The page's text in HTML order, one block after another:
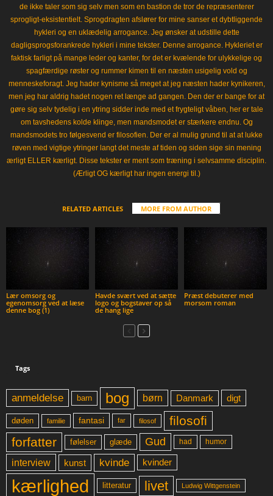
de ikke taler som sig selv men som en bastion de tror de repræsenterer
sprogligt-eksistentielt. Sprogdragten afslører for mine sanser et dybtliggende
hykleri og en uklædelig arrogance. Jeg ønsker at udstille dette
dagligsprogsforankrede hykleri i mine tekster. Denne arrogance. Hykleriet er
faktisk farligt på mange leder og kanter, for det er kvælende for ulykkelige og
spagfærdige røster og rummer kimen til en næsten usigelig vold og
menneskeforagt. Jeg hader kynisme så meget at jeg næsten hader kynikeren,
men jeg har aldrig hadet nogen ret længe ad gangen. Den der er bange for at
gøre sig selv tydelig i en ytring sidder inde med et frygteligt våben, her er tale
om tavshedens kolde klinge, men mandsmodet er stærkere endnu. Og
mandsmodets tro følgesvend er filosofien. Der er al mulig grund til at at lukke
røven med vigtige ytringer langt det meste af tiden og siden sige sin mening
ærligt ELLER kærligt. Disse tekster er ment som træning i selvsamme disciplin.
(Ærligt OG kærligt har ingen energi til.)
RELATED ARTICLES MORE FROM AUTHOR
Lær omsorg og
egenomsorg ved at læse
denne bog (1)
Havde svært ved at sætte
logo og bogstaver op så
de hang lige
Præst debuterer med
morsom roman
Tags
anmeldelse barn bog børn Danmark digt
døden familie fantasi far filosof
filosofi
forfatter
følelser glæde Gud had humor
interview kunst kvinde kvinder
kærlighed litteratur livet Ludwig Wittgenstein